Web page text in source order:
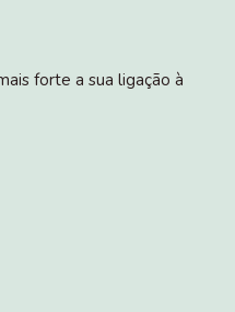
forte a sua ligação à